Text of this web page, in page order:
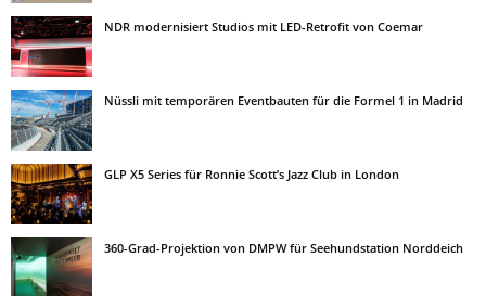
NDR modernisiert Studios mit LED-Retrofit von Coemar
Nüssli mit temporären Eventbauten für die Formel 1 in Madrid
GLP X5 Series für Ronnie Scott’s Jazz Club in London
360-Grad-Projektion von DMPW für Seehundstation Norddeich